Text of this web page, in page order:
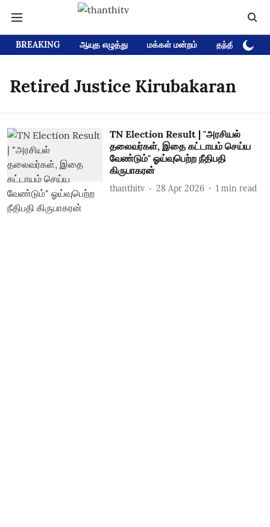
BREAKING ஆயுத எழுத்து மக்கள் மன்றம் தந்தி டிவி
Retired Justice Kirubakaran
TN Election Result | "அரசியல்
தலைவர்கள், இதை கட்டாயம் செய்ய
வேண்டும்" ஓய்வுபெற்ற நீதிபதி
கிருபாகரன்
thanthitv 28 Apr 2026 1 min read